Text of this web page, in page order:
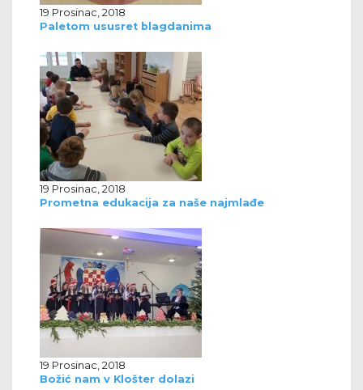
19 Prosinac, 2018
Paletom ususret blagdanima
19 Prosinac, 2018
Prometna edukacija za naše najmlađe
19 Prosinac, 2018
Božić nam v Klošter dolazi